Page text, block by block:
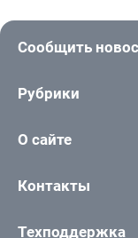
Сообщить
Рубрики
О сайте
Контакты
Техподдержка